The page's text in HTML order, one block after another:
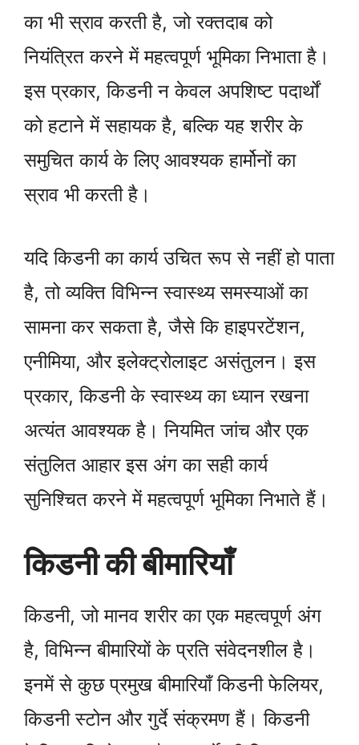
का भी स्राव करती है, जो रक्तदाब को
नियंत्रित करने में महत्वपूर्ण भूमिका निभाता है।
इस प्रकार, किडनी न केवल अपशिष्ट पदार्थों
को हटाने में सहायक है, बल्कि यह शरीर के
समुचित कार्य के लिए आवश्यक हार्मोनों का
स्राव भी करती है।
यदि किडनी का कार्य उचित रूप से नहीं हो पाता
है, तो व्यक्ति विभिन्न स्वास्थ्य समस्याओं का
सामना कर सकता है, जैसे कि हाइपरटेंशन,
एनीमिया, और इलेक्ट्रोलाइट असंतुलन। इस
प्रकार, किडनी के स्वास्थ्य का ध्यान रखना
अत्यंत आवश्यक है। नियमित जांच और एक
संतुलित आहार इस अंग का सही कार्य
सुनिश्चित करने में महत्वपूर्ण भूमिका निभाते हैं।
किडनी की बीमारियाँ
किडनी, जो मानव शरीर का एक महत्वपूर्ण अंग
है, विभिन्न बीमारियों के प्रति संवेदनशील है।
इनमें से कुछ प्रमुख बीमारियाँ किडनी फेलियर,
किडनी स्टोन और गुर्दे संक्रमण हैं। किडनी